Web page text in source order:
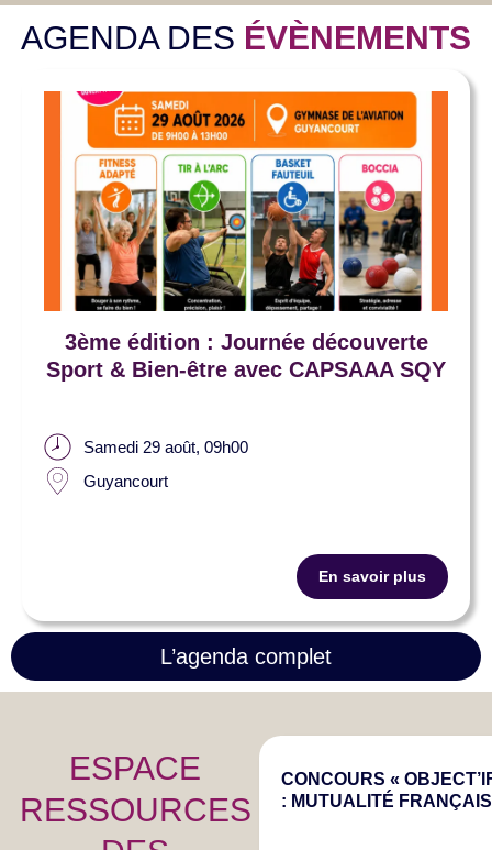
AGENDA DES ÉVÈNEMENTS
3ème édition : Journée découverte
Sport & Bien-être avec CAPSAAA SQY
Samedi 29 août, 09h00
Guyancourt
En savoir plus
L’agenda complet
CONCOURS «
: MUTUALITÉ
ESPACE
RESSOURCES